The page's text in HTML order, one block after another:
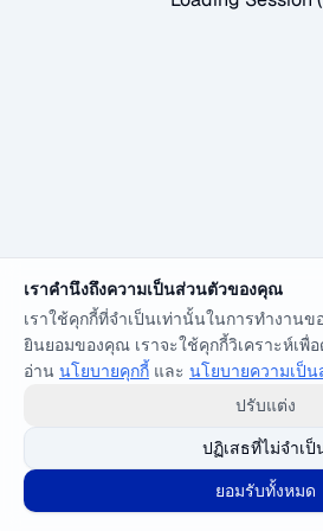
เราคำนึงถึงความเป็นส่วนตัวของคุณ
เราใช้คุกกี้ที่จำเป็นเท่านั้นในการทำงานข
ยินยอมของคุณ เราจะใช้คุกกี้วิเคราะห์เพื่
อ่าน นโยบายคุกกี้ และ นโยบายความเป็
ปรับแต่ง
ปฏิเสธที่ไม่จำเป็
ยอมรับทั้งหมด